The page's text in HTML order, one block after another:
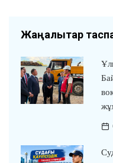
Жаңалықтар